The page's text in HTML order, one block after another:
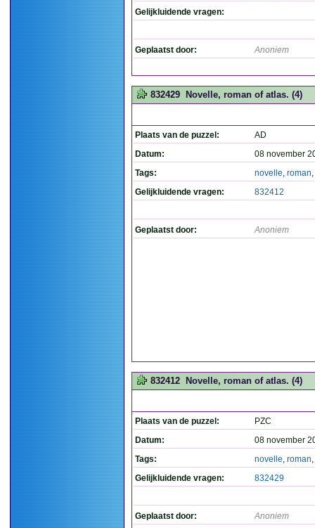
Gelijkluidende vragen:
Geplaatst door: Anoniem
832429 Novelle, roman of atlas. (4)
Plaats van de puzzel:
AD
Datum:
08 november
Tags:
novelle, roman,
Gelijkluidende vragen:
832412
Geplaatst door: Anoniem
832412 Novelle, roman of atlas. (4)
Plaats van de puzzel:
PZC
Datum:
08 november
Tags:
novelle, roman,
Gelijkluidende vragen:
832429
Geplaatst door: Anoniem